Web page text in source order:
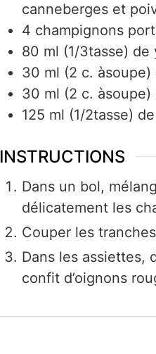
canneberges et
4 champignons
80 ml (1/3tasse)
30 ml (2 c. àsoupe)
30 ml (2 c.
125 ml (1/2tasse)
INSTRUCTIONS
Dans un bol,
délicatement les
Couper les
Dans les assiettes,
confit d’oignons